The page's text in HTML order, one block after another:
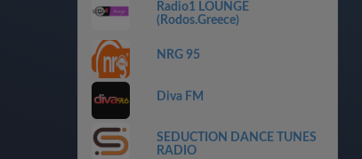
Radio1 LOUNGE
(Rodos.Greece)
NRG 95
Diva FM
SEDUCTION DANCE TUNES
RADIO